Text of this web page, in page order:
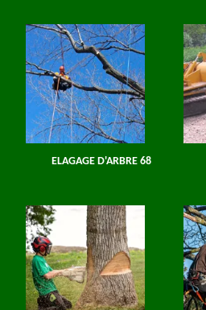
ELAGAGE D'ARBRE 68